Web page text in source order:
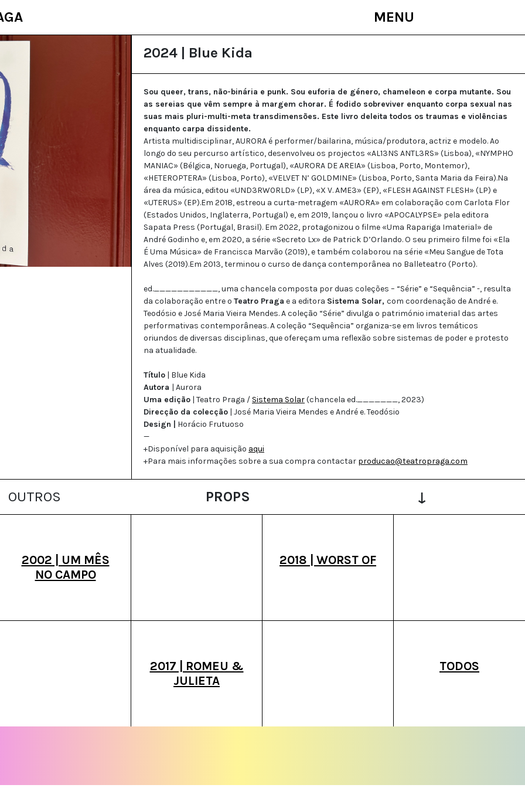
MENU
2024 | Blue Kida
Sou queer, trans, não-binária e punk. Sou euforia de género, chameleon e corpa mutante. Sou
as sereias que vêm sempre à margem chorar. É fodido sobreviver enquanto corpa sexual nas
suas mais pluri-multi-meta transdimensões. Este livro deleita todos os traumas e violências
enquanto carpa dissidente.
Artista multidisciplinar, AURORA é performer/bailarina, música/produtora, actriz e modelo. Ao
longo do seu percurso artístico, desenvolveu os projectos «AL13NS ANTL3RS» (Lisboa), «NYMPHO
MANIAC» (Bélgica, Noruega, Portugal), «AURORA DE AREIA» (Lisboa, Porto, Montemor),
«HETEROPTERA» (Lisboa, Porto), «VELVET N’ GOLDMINE» (Lisboa, Porto, Santa Maria da Feira).Na
área da música, editou «UND3RW0RLD» (LP), «X V. AME3» (EP), «FLESH AGAINST FLESH» (LP) e
«UTERUS» (EP).Em 2018, estreou a curta-metragem «AURORA» em colaboração com Carlota Flor
(Estados Unidos, Inglaterra, Portugal) e, em 2019, lançou o livro «APOCALYPSE» pela editora
Sapata Press (Portugal, Brasil). Em 2022, protagonizou o filme «Uma Rapariga Imaterial» de
André Godinho e, em 2020, a série «Secreto Lx» de Patrick D’Orlando. O seu primeiro filme foi «Ela
É Uma Música» de Francisca Marvão (2019), e também colaborou na série «Meu Sangue de Tota
Alves (2019).Em 2013, terminou o curso de dança contemporânea no Balleteatro (Porto).
ed.___________, uma chancela composta por duas coleções – “Série” e “Sequência” -, resulta
da colaboração entre o Teatro Praga e a editora Sistema Solar, com coordenação de André e.
Teodósio e José Maria Vieira Mendes. A coleção “Série” divulga o património imaterial das artes
performativas contemporâneas. A coleção “Sequência” organiza-se em livros temáticos
oriundos de diversas disciplinas, que ofereçam uma reflexão sobre sistemas de poder e protesto
na atualidade.
Título | Blue Kida
Autora | Aurora
Uma edição | Teatro Praga / Sistema Solar(chancela ed._______, 2023)
Direcção da colecção | José Maria Vieira Mendes e André e. Teodósio
Design |
Horácio Frutuoso
—
+Disponível para aquisição aqui
+Para mais informações sobre a sua compra contactar producao@teatropraga.com
OUTROS PROPS ↓
2002 | UM MÊS
NO CAMPO
2018 | WORST OF
2017 | ROMEU &
JULIETA
TODOS